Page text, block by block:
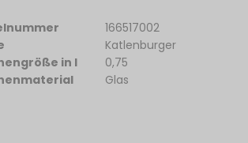
166517002
Katlenburger
in l
0,75
Glas